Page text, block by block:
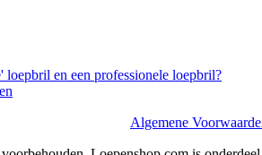
loepbril en een professionele loepbril?
Algemene